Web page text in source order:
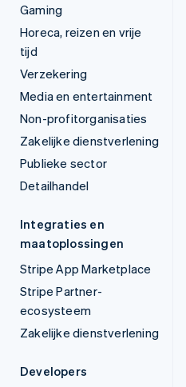
Gaming
Horeca, reizen en vrije
tijd
Verzekering
Media en entertainment
Non-profitorganisaties
Zakelijke dienstverlening
Publieke sector
Detailhandel
Integraties en
maatoplossingen
Stripe App Marketplace
Stripe Partner-
ecosysteem
Zakelijke dienstverlening
Developers